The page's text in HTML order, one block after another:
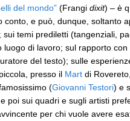
del mondo” (Frangi dixit) – è
e può, dunque, soltanto
sui temi prediletti (tangenziali,
luogo di lavoro; sul rapporto
del testo); sulle
presso il Mart di
(Giovanni Testori) e
poi sui quadri e sugli artisti
per chi vuole avere